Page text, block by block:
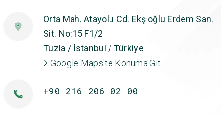
Orta Mah. Atayolu Cd. Ekşioğlu Erdem San.
Sit. No:15 F1/2
Tuzla / İstanbul / Türkiye
Google Maps'te Konuma Git
+90 216 206 02 00